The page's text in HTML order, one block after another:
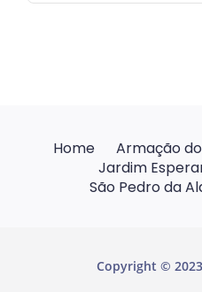
Home Armação
Jardim
São Pedro da
Copyright ©